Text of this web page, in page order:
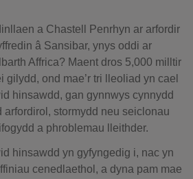
a Chastell Penrhyn ar arfordir
â Sansibar, ynys oddi ar
Affrica? Maent dros 5,000 milltir
gilydd, ond mae’r tri lleoliad yn cael
hinsawdd, gan gynnwys cynnydd
arfordirol, stormydd neu seiclonau
a phroblemau lleithder.
hinsawdd yn gyfyngedig i, nac yn
cenedlaethol, a dyna pam mae